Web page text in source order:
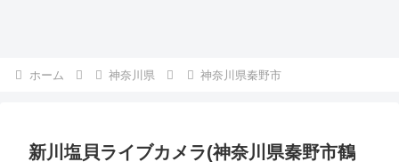
ホーム 神奈川県 神奈川県秦野市
新川塩貝ライブカメラ(神奈川県秦野市鶴